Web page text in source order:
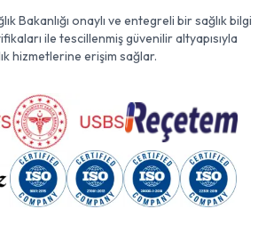
Bakanlığı onaylı ve entegreli bir sağlık bilgi
ile tescillenmiş güvenilir altyapısıyla
hizmetlerine erişim sağlar.